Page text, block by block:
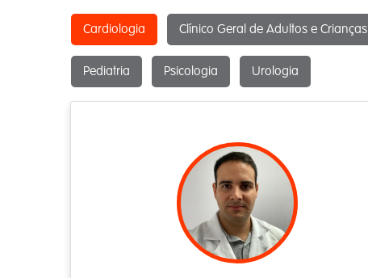
Cardiologia Clínico Geral de Adultos e Crianças
Pediatria Psicologia Urologia